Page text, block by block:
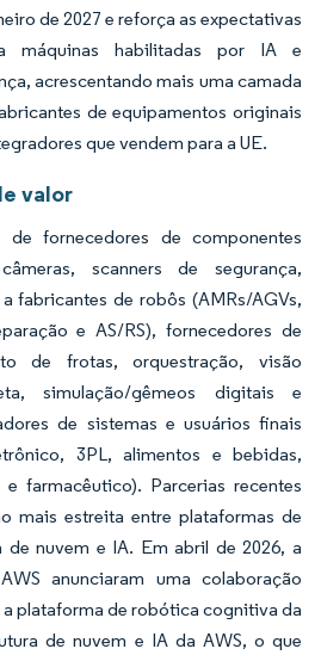
de 2027 e reforça as expectativas
máquinas habilitadas por IA e
acrescentando mais uma camada
de equipamentos originais
que vendem para a UE.
valor
fornecedores de componentes
scanners de segurança,
fabricantes de robôs (AMRs/AGVs,
e AS/RS), fornecedores de
de frotas, orquestração, visão
simulação/gêmeos digitais e
de sistemas e usuários finais
3PL, alimentos e bebidas,
farmacêutico). Parcerias recentes
mais estreita entre plataformas de
nuvem e IA. Em abril de 2026, a
anunciaram uma colaboração
plataforma de robótica cognitiva da
de nuvem e IA da AWS, o que